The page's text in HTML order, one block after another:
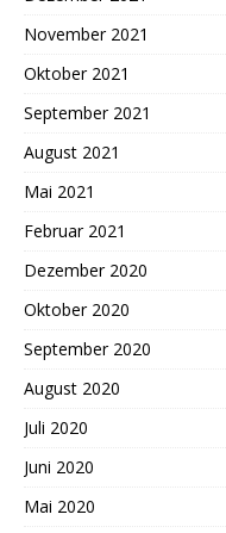
November 2021
Oktober 2021
September 2021
August 2021
Mai 2021
Februar 2021
Dezember 2020
Oktober 2020
September 2020
August 2020
Juli 2020
Juni 2020
Mai 2020